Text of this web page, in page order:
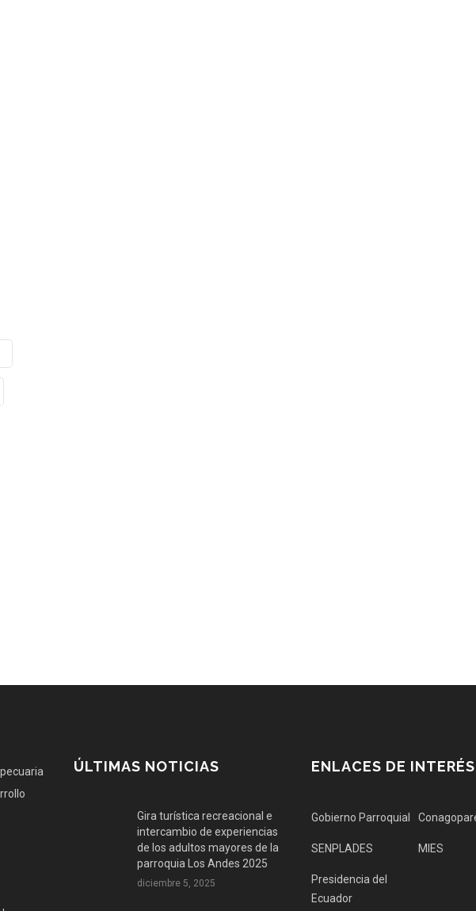
ÚLTIMAS NOTICIAS
Gira turística recreacional e
intercambio de experiencias
de los adultos mayores de la
parroquia Los Andes 2025
diciembre 5, 2025
ENLACES DE INTERÉS
Gobierno Parroquial
SENPLADES MIES
Presidencia del
Ecuador